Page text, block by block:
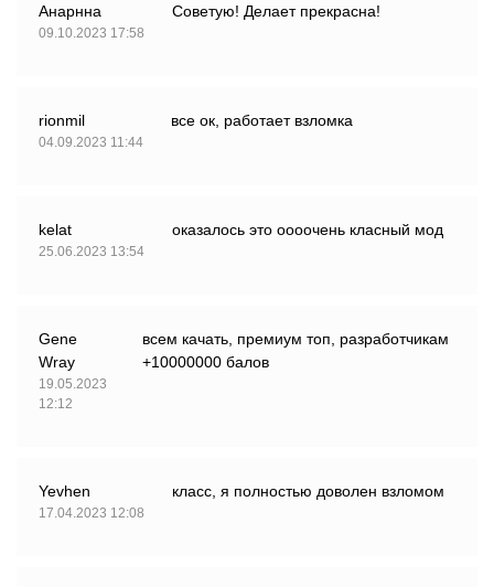
Анарнна
09.10.2023 17:58
Советую! Делает прекрасна!
rionmil
04.09.2023 11:44
все ок, работает взломка
kelat
25.06.2023 13:54
оказалось это оооочень класный мод
Gene
Wray
19.05.2023
12:12
всем качать, премиум топ, разработчикам
+10000000 балов
Yevhen
17.04.2023 12:08
класс, я полностью доволен взломом